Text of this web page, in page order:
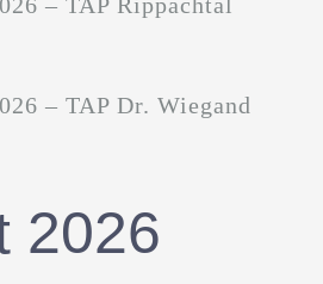
– TAP Dr. Wiegand
2026